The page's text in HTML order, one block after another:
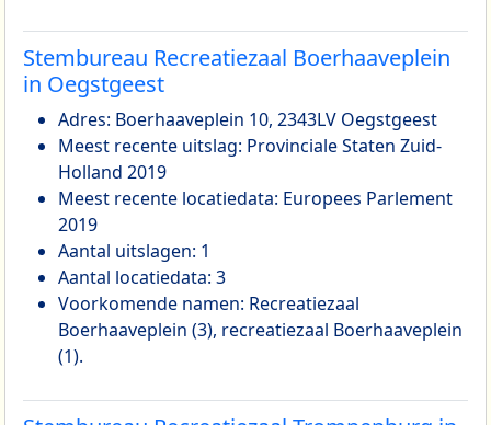
Stembureau Recreatiezaal Boerhaaveplein
in Oegstgeest
Adres: Boerhaaveplein 10, 2343LV Oegstgeest
Meest recente uitslag: Provinciale Staten Zuid-
Holland 2019
Meest recente locatiedata: Europees Parlement
2019
Aantal uitslagen: 1
Aantal locatiedata: 3
Voorkomende namen: Recreatiezaal
Boerhaaveplein (3), recreatiezaal Boerhaaveplein
(1).